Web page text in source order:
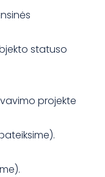
statuso
projekte